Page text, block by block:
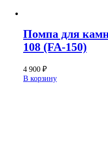
Помпа для
108 (FA-150)
4 900 ₽
В корзину